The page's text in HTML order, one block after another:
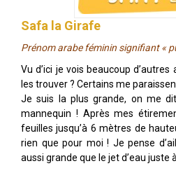
Safa la Girafe
Prénom arabe féminin signifiant «
Vu d’ici je vois beaucoup
les trouver ? Certains me
Je suis la plus grande, on me
mannequin ! Après mes
feuilles jusqu’à 6 mètres de
rien que pour moi ! Je pense
aussi grande que le jet d’eau juste